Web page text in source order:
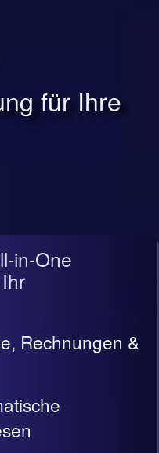
für Ihre
in-One
Rechnungen &